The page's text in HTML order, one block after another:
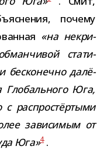
почему
«на некри­
ста­ти­
бес­ко­нечно далё­
Глобального Юга,
рас­про­стёр­тыми
зави­си­мым от
Юга»4.